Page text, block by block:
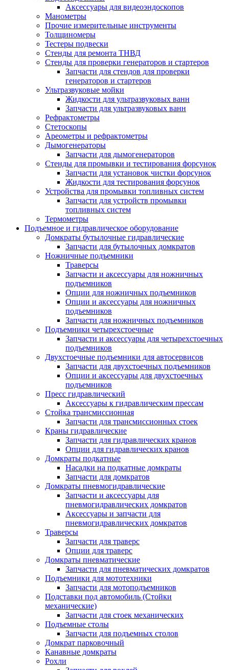
Аксессуары для видеоэндоскопов
Манометры
Прочие измерительные инструменты
Толщиномеры
Тестеры подвески
Стенды для ремонта ТНВД
Стенды для проверки генераторов и стартеров
Запчасти для стендов для проверки
генераторов и стартеров
Ультразвуковые мойки
Жидкости для ультразвуковых ванн
Запчасти для ультразвуковых ванн
Рефрактометры
Стетоскопы
Ареометры и рефрактометры
Дымогенераторы
Запчасти для дымогенераторов
Стенды для промывки и тестирования форсунок
Запчасти для установок чистки форсунок
Жидкости для тестирования форсунок
Устройства для промывки топливных систем
Запчасти для устройств промывки
топливных систем
Термометры
Подъемное и гидравлическое оборудование
Домкраты бутылочные гидравлические
Запчасти для бутылочных домкратов
Ножничные подъемники
Траверсы
Запчасти и аксессуары для ножничных
подъемников
Опции для ножничных подъемников
Опции и аксессуары для ножничных
подъемников
Запчасти для ножничных подъемников
Подъемники четырехстоечные
Запчасти и аксессуары для четырехстоечных
подъемников
Двухстоечные подъемники для автосервисов
Запчасти для двухстоечных подъемников
Опции и аксессуары для двухстоечных
подъемников
Пресс гидравлический
Аксессуары к гидравлическим прессам
Стойка трансмиссионная
Запчасти для трансмиссионных стоек
Краны гидравлические
Запчасти для гидравлических кранов
Опции для гидравлических кранов
Домкраты подкатные
Насадки на подкатные домкраты
Запчасти для домкратов
Домкраты пневмогидравлические
Запчасти и аксессуары для
пневмогидравлических домкратов
Аксессуары и запчасти для
пневмогидравлических домкратов
Траверсы
Запчасти для траверс
Опции для траверс
Домкраты пневматические
Запчасти для пневматических домкратов
Подъемники для мототехники
Запчасти для мотоподъемников
Подставки под автомобиль (Стойки
механические)
Запчасти для стоек механических
Подъемные столы
Запчасти для подъемных столов
Домкрат парковочный
Канавные домкраты
Рохли